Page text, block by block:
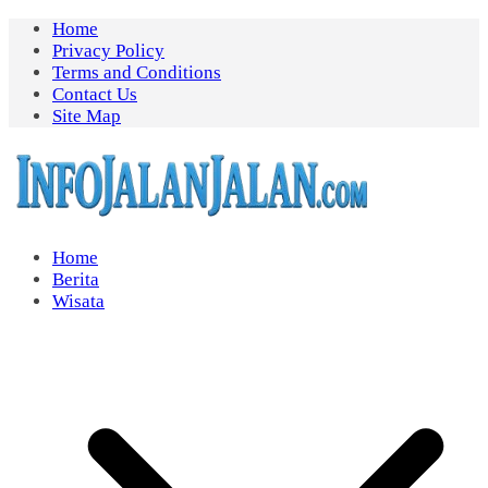
Skip
content
Home
Privacy Policy
Terms and Conditions
Contact Us
Site Map
Home
Berita
Wisata